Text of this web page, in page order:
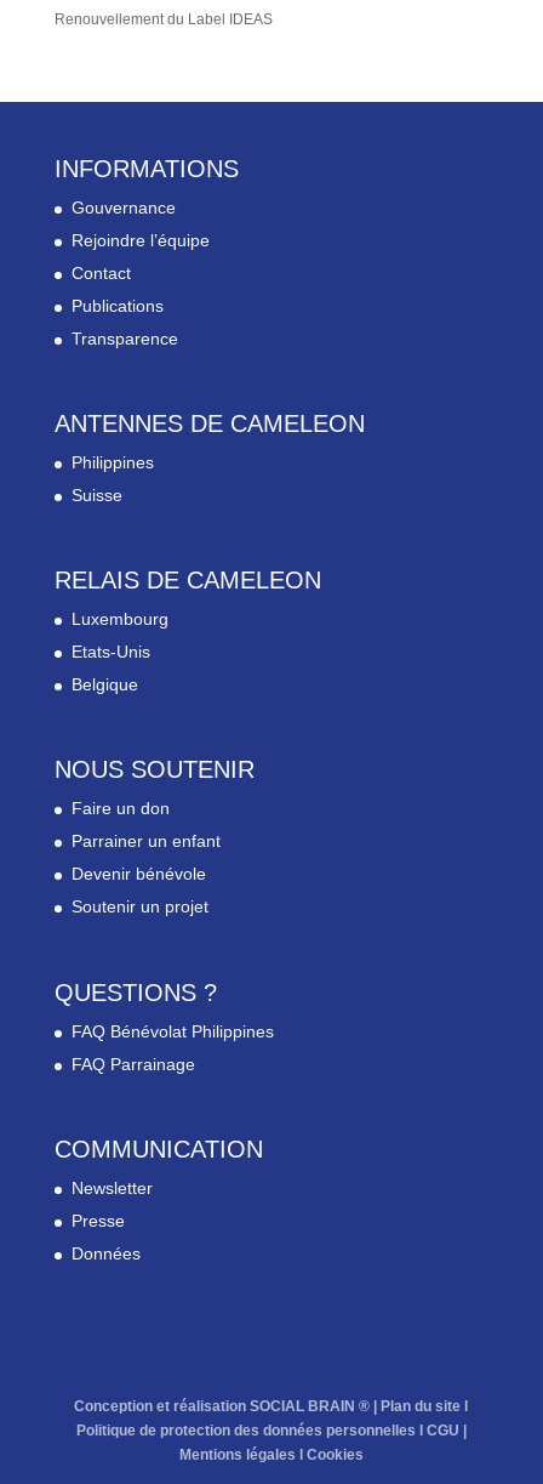
Renouvellement du Label IDEAS
INFORMATIONS
Gouvernance
Rejoindre l’équipe
Contact
Publications
Transparence
ANTENNES DE CAMELEON
Philippines
Suisse
RELAIS DE CAMELEON
Luxembourg
Etats-Unis
Belgique
NOUS SOUTENIR
Faire un don
Parrainer un enfant
Devenir bénévole
Soutenir un projet
QUESTIONS ?
FAQ Bénévolat Philippines
FAQ Parrainage
COMMUNICATION
Newsletter
Presse
Données
Conception et réalisation SOCIAL BRAIN ® | Plan du site
Politique de protection des données personnelles
CGU
Mentions légales
Cookies